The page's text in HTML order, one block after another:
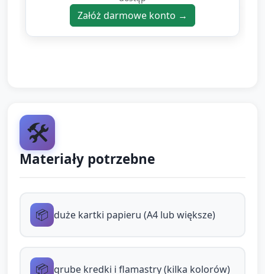
kartkę/połowę kartki, kredkę lub gruby
flamaster oraz kawałek kartonu na odznakę.
kreski, kółka, fale. Pomoc: pokazuj ruch
dłonią i mów rytmicznie („raz, dwa,
kółeczko”).
min):
odbijać palce w farbie (jeśli używacie) lub
Załóż darmowe konto →
🛠️
Materiały potrzebne
📦 duże kartki papieru (A4 lub większe)
📦 grube kredki i flamastry (kilka kolorów)